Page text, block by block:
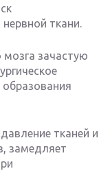
ткани.
зачастую
образования
тканей и
замедляет